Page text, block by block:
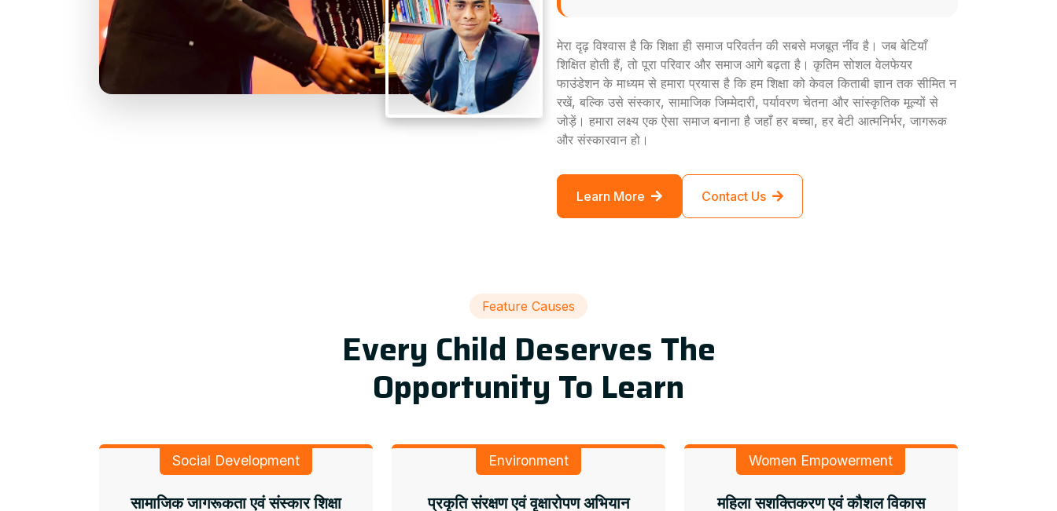
मेरा दृढ़ विश्वास है कि शिक्षा ही समाज परिवर्तन की सबसे मजबूत नींव है। जब बेटियाँ
शिक्षित होती हैं, तो पूरा परिवार और समाज आगे बढ़ता है। कृतिम सोशल वेलफेयर
फाउंडेशन के माध्यम से हमारा प्रयास है कि हम शिक्षा को केवल किताबी ज्ञान तक सीमित न
रखें, बल्कि उसे संस्कार, सामाजिक जिम्मेदारी, पर्यावरण चेतना और सांस्कृतिक मूल्यों से
जोड़ें। हमारा लक्ष्य एक ऐसा समाज बनाना है जहाँ हर बच्चा, हर बेटी आत्मनिर्भर, जागरूक
और संस्कारवान हो।
Learn More Contact Us
Feature Causes
Every Child Deserves The
Opportunity To Learn
Social Development
सामाजिक जागरूकता एवं संस्कार शिक्षा
Environment
प्रकृति संरक्षण एवं वृक्षारोपण अभियान
Women Empowerment
महिला सशक्तिकरण एवं कौशल विकास